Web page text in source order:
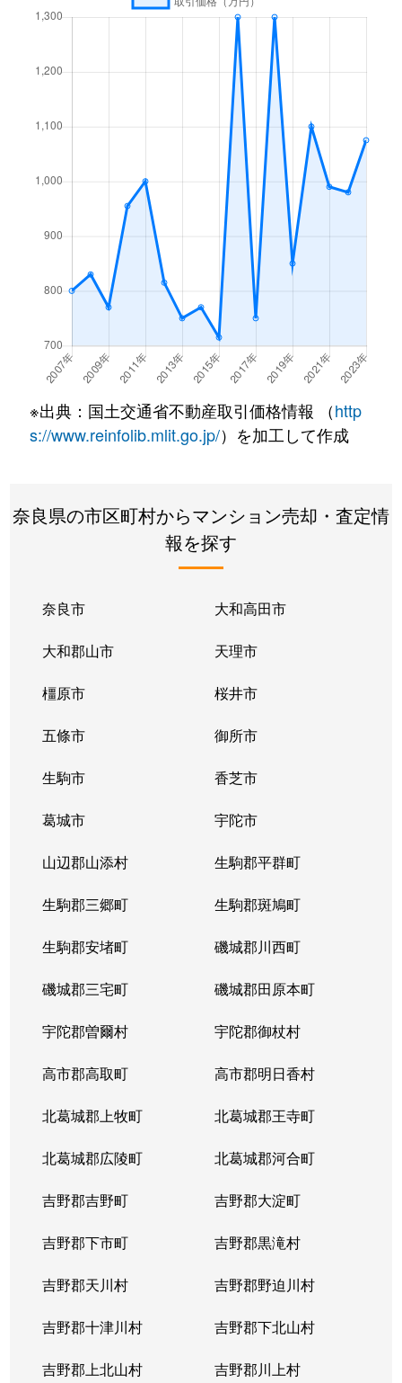
※出典：国土交通省不動産取引価格情報 （http
s://www.reinfolib.mlit.go.jp/）を加工して作成
奈良県の市区町村からマンション売却・査定情
報を探す
奈良市 大和高田市
大和郡山市 天理市
橿原市 桜井市
五條市 御所市
生駒市 香芝市
葛城市 宇陀市
山辺郡山添村 生駒郡平群町
生駒郡三郷町 生駒郡斑鳩町
生駒郡安堵町 磯城郡川西町
磯城郡三宅町 磯城郡田原本町
宇陀郡曽爾村 宇陀郡御杖村
高市郡高取町 高市郡明日香村
北葛城郡上牧町 北葛城郡王寺町
北葛城郡広陵町 北葛城郡河合町
吉野郡吉野町 吉野郡大淀町
吉野郡下市町 吉野郡黒滝村
吉野郡天川村 吉野郡野迫川村
吉野郡十津川村 吉野郡下北山村
吉野郡上北山村 吉野郡川上村